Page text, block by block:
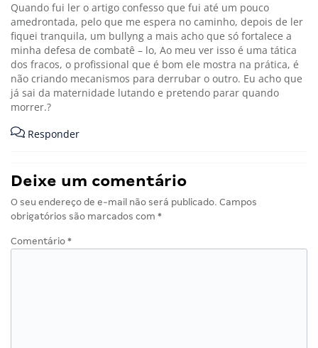
Quando fui ler o artigo confesso que fui até um pouco
amedrontada, pelo que me espera no caminho, depois de ler
fiquei tranquila, um bullyng a mais acho que só fortalece a
minha defesa de combatê – lo, Ao meu ver isso é uma tática
dos fracos, o profissional que é bom ele mostra na prática, é
não criando mecanismos para derrubar o outro. Eu acho que
já sai da maternidade lutando e pretendo parar quando
morrer.?
Responder
Deixe um comentário
O seu endereço de e-mail não será publicado. Campos
obrigatórios são marcados com *
Comentário *